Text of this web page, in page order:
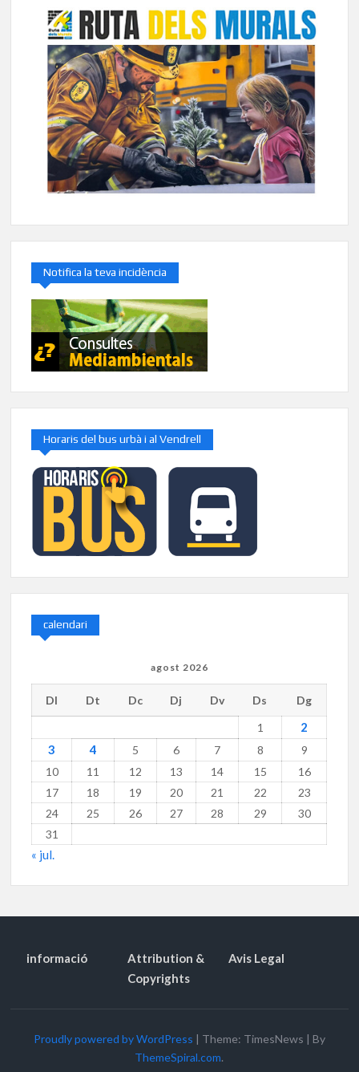
Notifica la teva incidència
Horaris del bus urbà i al Vendrell
calendari
agost 2026
Dl Dt Dc Dj Dv Ds
Dg
1
2
3
4 5 6 7 8
9
10
11 12 13 14 15
16
17
18 19 20 21 22
23
24
25 26 27 28 29
30
31
« jul.
informació
Attribution &
Copyrights
Avis Legal
Proudly powered by WordPress Theme: TimesNews
By
ThemeSpiral.com.